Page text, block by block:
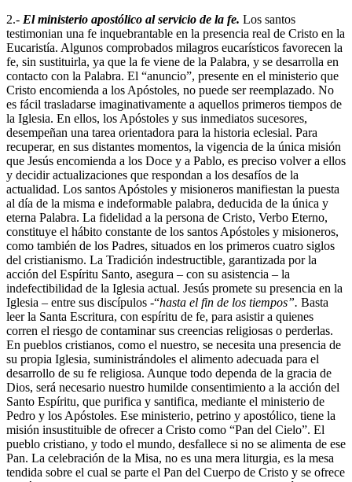
2.- El ministerio apostólico al servicio de la fe. Los santos
testimonian una fe inquebrantable en la presencia real de Cristo en la
Eucaristía. Algunos comprobados milagros eucarísticos favorecen la
fe, sin sustituirla, ya que la fe viene de la Palabra, y se desarrolla en
contacto con la Palabra. El “anuncio”, presente en el ministerio que
Cristo encomienda a los Apóstoles, no puede ser reemplazado. No
es fácil trasladarse imaginativamente a aquellos primeros tiempos de
la Iglesia. En ellos, los Apóstoles y sus inmediatos sucesores,
desempeñan una tarea orientadora para la historia eclesial. Para
recuperar, en sus distantes momentos, la vigencia de la única misión
que Jesús encomienda a los Doce y a Pablo, es preciso volver a ellos
y decidir actualizaciones que respondan a los desafíos de la
actualidad. Los santos Apóstoles y misioneros manifiestan la puesta
al día de la misma e indeformable palabra, deducida de la única y
eterna Palabra. La fidelidad a la persona de Cristo, Verbo Eterno,
constituye el hábito constante de los santos Apóstoles y misioneros,
como también de los Padres, situados en los primeros cuatro siglos
del cristianismo. La Tradición indestructible, garantizada por la
acción del Espíritu Santo, asegura – con su asistencia – la
indefectibilidad de la Iglesia actual. Jesús promete su presencia en la
Iglesia – entre sus discípulos -“hasta el fin de los tiempos”. Basta
leer la Santa Escritura, con espíritu de fe, para asistir a quienes
corren el riesgo de contaminar sus creencias religiosas o perderlas.
En pueblos cristianos, como el nuestro, se necesita una presencia de
su propia Iglesia, suministrándoles el alimento adecuada para el
desarrollo de su fe religiosa. Aunque todo dependa de la gracia de
Dios, será necesario nuestro humilde consentimiento a la acción del
Santo Espíritu, que purifica y santifica, mediante el ministerio de
Pedro y los Apóstoles. Ese ministerio, petrino y apostólico, tiene la
misión insustituible de ofrecer a Cristo como “Pan del Cielo”. El
pueblo cristiano, y todo el mundo, desfallece si no se alimenta de ese
Pan. La celebración de la Misa, no es una mera liturgia, es la mesa
tendida sobre el cual se parte el Pan del Cuerpo de Cristo y se ofrece